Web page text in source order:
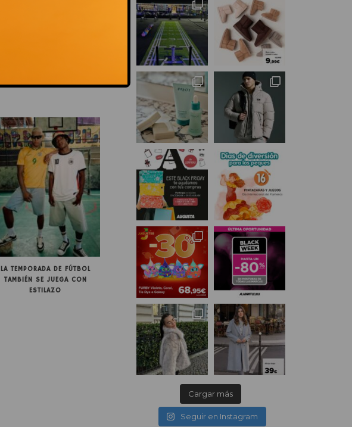
LA TEMPORADA DE FÚTBOL
TAMBIÉN SE JUEGA CON
ESTILAZO
Cargar más
Seguir en Instagram